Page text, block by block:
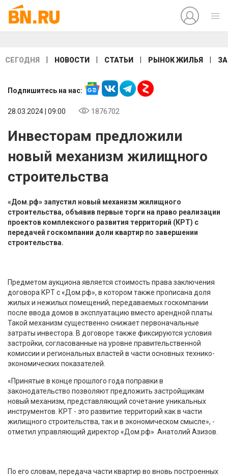
СЕГОДНЯ НОВОСТИ СТАТЬИ РЫНОК ЖИЛЬЯ
Подпишитесь на нас:
28.03.2024 | 09:00 1876702
Инвесторам предложили
новый механизм жилищного
строительства
«Дом.рф» запустил новый механизм жилищного
строительства, объявив первые торги на право реализации
проектов комплексного развития территорий (КРТ) с
передачей госкомпании доли квартир по завершении
строительства.
Предметом аукциона является стоимость права заключения
договора КРТ с «Дом.рф», в котором также прописана доля
жилых и нежилых помещений, передаваемых госкомпании
после ввода домов в эксплуатацию вместо арендной платы.
Такой механизм существенно снижает первоначальные
затраты инвестора. В договоре также фиксируются условия
застройки, согласованные на уровне правительственной
комиссии и региональных властей в части основных технико-
экономических показателей.
«Принятые в конце прошлого года поправки в
законодательство позволяют предложить застройщикам
новый механизм, представляющий сочетание уникальных
инструментов. КРТ - это развитие территорий как в части
жилищного строительства, так и в экономическом смысле», -
отметил управляющий директор «Дом.рф» Анатолий Азизов.
По его словам, передача части квартир во вновь построенных